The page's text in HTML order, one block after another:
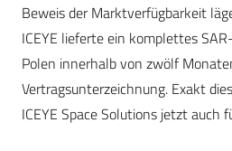
Beweis der Marktverfügbarkeit
ICEYE lieferte ein komplettes
Polen innerhalb von zwölf
Vertragsunterzeichnung. Exakt
ICEYE Space Solutions jetzt auch